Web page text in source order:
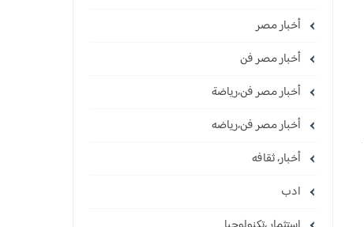
أخبار مصر
أخبار مصر فن
أخبار مصر فن،رياضة
أخبار مصر فن،رياضه
أخبار، ثقافه
ادب